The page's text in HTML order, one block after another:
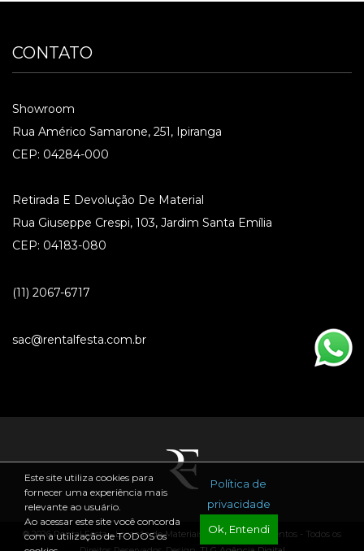
CONTATO
Showroom
Rua Américo Samarone, 251, Ipiranga
CEP: 04284-000
Retirada E Devolução De Material
Rua Giuseppe Crespi, 103, Jardim Santa Emília
CEP: 04183-080
(11) 2067-6717
sac@rentalfesta.com.br
® 2026 Rental Festa - Locação de Materiais para Festas e Eventos - Todos os
Este site utiliza cookies para
fornecer uma experiência mais
relevante ao usuário.
Ao acessar este site você concorda
com a utilização de TODOS os
Política de
privacidade
Ok, Entendi